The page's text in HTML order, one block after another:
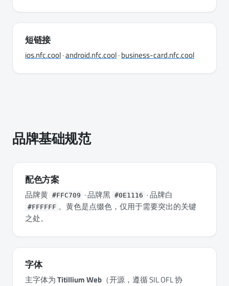
短链接
ios.nfc.cool·android.nfc.cool·business-card.nfc.cool
品牌基础规范
配色方案
品牌黄 #FFC709 · 品牌黑 #0E1116 · 品牌白
#FFFFFF 。黄色是点缀色，仅用于需要突出的关键
之处。
字体
主字体为Titillium Web （开源，遵循 SIL OFL 协